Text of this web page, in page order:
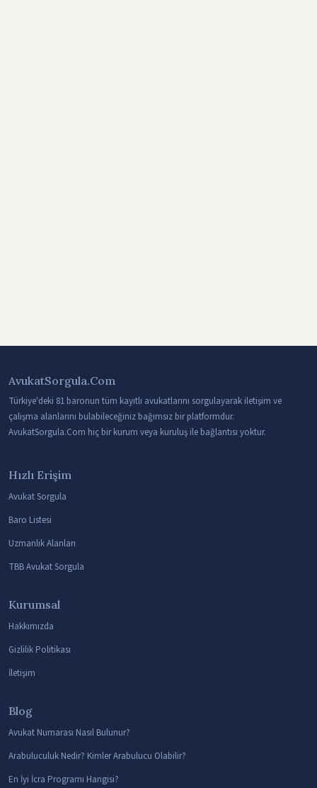
AvukatSorgula.Com
Türkiye'deki 81 baronun tüm kayıtlı avukatlarını sorgulayarak iletişim ve
çalışma alanlarını bulabileceğiniz bağımsız bir platformdur.
AvukatSorgula.Com hiç bir kurum veya kuruluş ile bağlantısı yoktur.
Hızlı Erişim
Avukat Sorgula
Baro Listesi
Uzmanlık Alanları
TBB Avukat Sorgula
Kurumsal
Hakkımızda
Gizlilik Politikası
İletişim
Blog
Avukat Numarası Nasıl Bulunur?
Arabuluculuk Nedir? Kimler Arabulucu Olabilir?
En İyi İcra Programı Hangisi?